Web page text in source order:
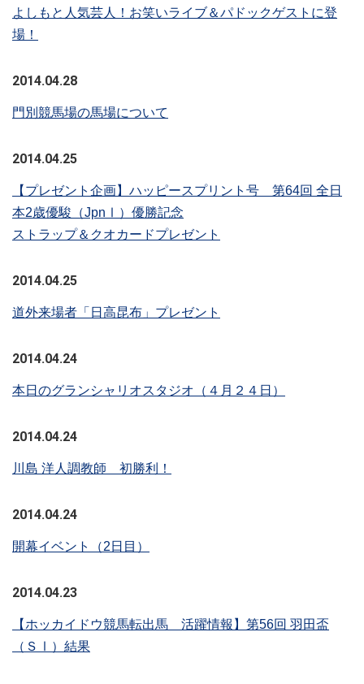
よしもと人気芸人！お笑いライブ＆パドックゲストに登
場！
2014.04.28
門別競馬場の馬場について
2014.04.25
【プレゼント企画】ハッピースプリント号 第64回 全日
本2歳優駿（JpnⅠ）優勝記念
ストラップ＆クオカードプレゼント
2014.04.25
道外来場者「日高昆布」プレゼント
2014.04.24
本日のグランシャリオスタジオ（４月２４日）
2014.04.24
川島 洋人調教師 初勝利！
2014.04.24
開幕イベント（2日目）
2014.04.23
【ホッカイドウ競馬転出馬 活躍情報】第56回 羽田盃
（ＳⅠ）結果